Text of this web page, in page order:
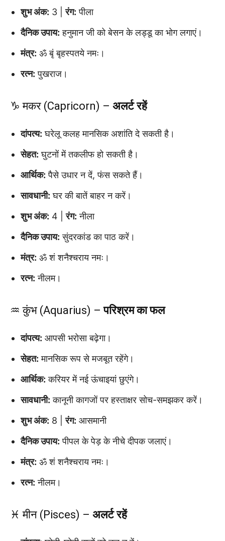
शुभ अंक: 3 |रंग: पीला
दैनिक उपाय: हनुमान जी को बेसन के लड्डू का भोग लगाएं।
मंत्र: ॐ बृं बृहस्पतये नमः।
रत्न: पुखराज।
♑ मकर (Capricorn) – अलर्ट रहें
दांपत्य: घरेलू कलह मानसिक अशांति दे सकती है।
सेहत: घुटनों में तकलीफ हो सकती है।
आर्थिक: पैसे उधार न दें, फंस सकते हैं।
सावधानी: घर की बातें बाहर न करें।
शुभ अंक: 4 |रंग: नीला
दैनिक उपाय: सुंदरकांड का पाठ करें।
मंत्र: ॐ शं शनैश्चराय नमः।
रत्न: नीलम।
♒ कुंभ (Aquarius) –परिश्रम का फल
दांपत्य: आपसी भरोसा बढ़ेगा।
सेहत: मानसिक रूप से मजबूत रहेंगे।
आर्थिक: करियर में नई ऊंचाइयां छुएंगे।
सावधानी: कानूनी कागजों पर हस्ताक्षर सोच-समझकर करें।
शुभ अंक: 8 |रंग: आसमानी
दैनिक उपाय: पीपल के पेड़ के नीचे दीपक जलाएं।
मंत्र: ॐ शं शनैश्चराय नमः।
रत्न: नीलम।
♓ मीन (Pisces) – अलर्ट रहें